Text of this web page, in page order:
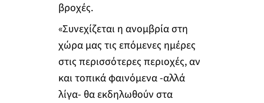
βροχές.
«Συνεχίζεται η ανομβρία στη
χώρα μας τις επόμενες ημέρες
στις περισσότερες περιοχές, αν
και τοπικά φαινόμενα -αλλά
λίγα- θα εκδηλωθούν στα